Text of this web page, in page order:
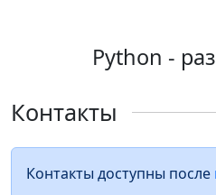
Python -
Контакты
Контакты доступны после